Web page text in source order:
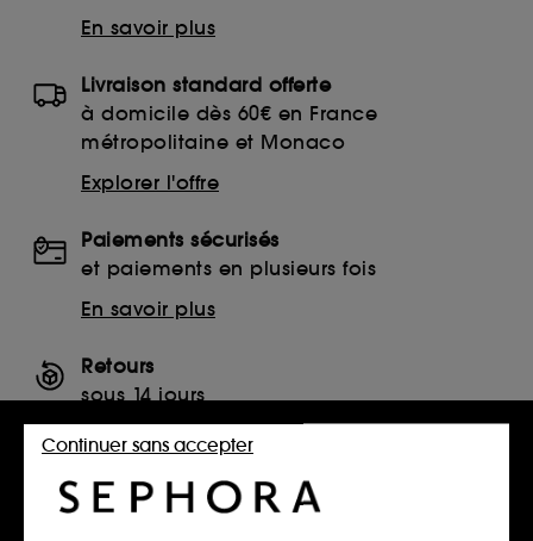
En savoir plus
Livraison standard offerte
à domicile dès 60€ en France
métropolitaine et Monaco
Explorer l'offre
Paiements sécurisés
et paiements en plusieurs fois
En savoir plus
Retours
sous 14 jours
Retourner mon article
SERVICES, CONTACT ET CONDITIONS DES OFFRES
Continuer sans accepter